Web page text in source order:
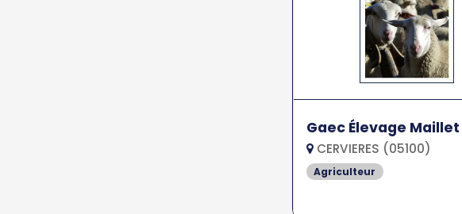
Gaec Élevage Maillet
CERVIERES (05100)
Agriculteur